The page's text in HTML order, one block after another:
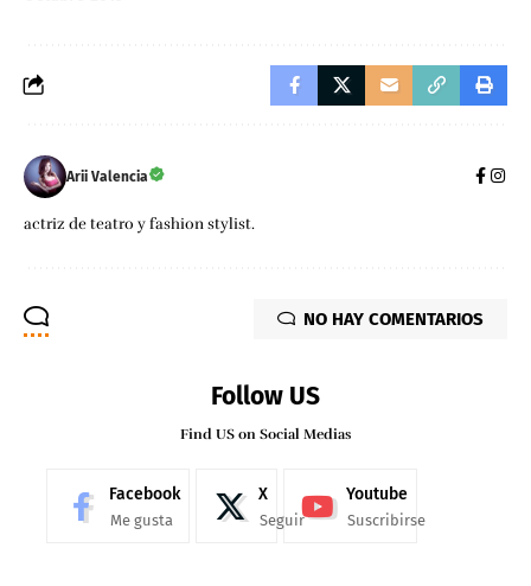
Arii Valencia
actriz de teatro y fashion stylist.
NO HAY COMENTARIOS
Follow US
Find US on Social Medias
Facebook
Me gusta
X
Seguir
Youtube
Suscribirse